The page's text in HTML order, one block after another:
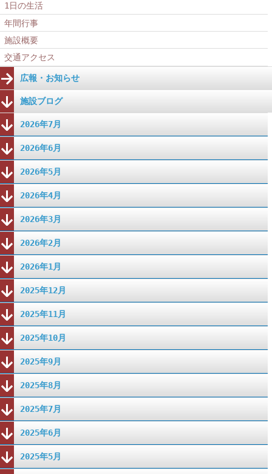
1日の生活
年間行事
施設概要
交通アクセス
広報・お知らせ
施設ブログ
2026年7月
2026年6月
2026年5月
2026年4月
2026年3月
2026年2月
2026年1月
2025年12月
2025年11月
2025年10月
2025年9月
2025年8月
2025年7月
2025年6月
2025年5月